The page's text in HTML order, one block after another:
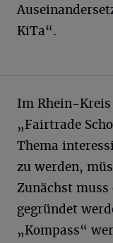
KiTa“.
Im Rhein-
„Fairtrade
Thema
zu werden,
Zunächst
gegründet
„Kompass“